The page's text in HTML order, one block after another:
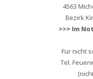
4563
Bezirk
>>> Im
Für nicht
Tel.